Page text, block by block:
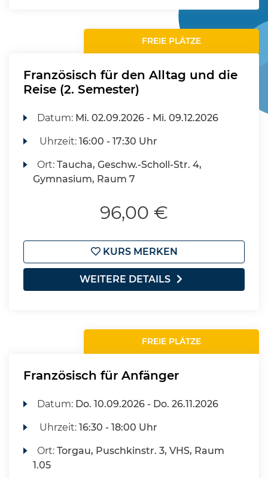
FREIE PLÄTZE
Französisch für den Alltag und die
Reise (2. Semester)
Datum: Mi. 02.09.2026 - Mi. 09.12.2026
Uhrzeit:16:00 - 17:30 Uhr
Ort:Taucha, Geschw.-Scholl-Str. 4,
Gymnasium, Raum 7
96,00 €
KURS MERKEN
WEITERE DETAILS
FREIE PLÄTZE
Französisch für Anfänger
Datum: Do. 10.09.2026 - Do. 26.11.2026
Uhrzeit:16:30 - 18:00 Uhr
Ort:Torgau, Puschkinstr. 3, VHS, Raum
1.05